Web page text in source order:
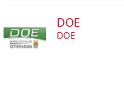
DOE
DOE